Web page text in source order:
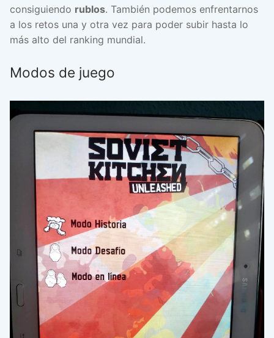
consiguiendo rublos. También podemos enfrentarnos
a los retos una y otra vez para poder subir hasta lo
más alto del ranking mundial.
Modos de juego